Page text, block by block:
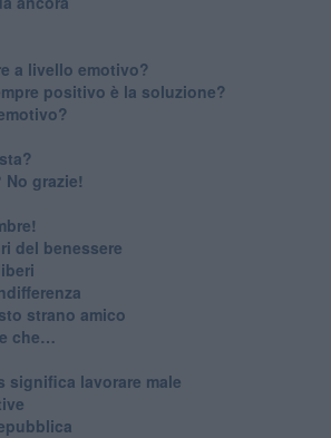
a livello emotivo?
positivo è la soluzione?
No grazie!
del benessere
strano amico
che…
significa lavorare male